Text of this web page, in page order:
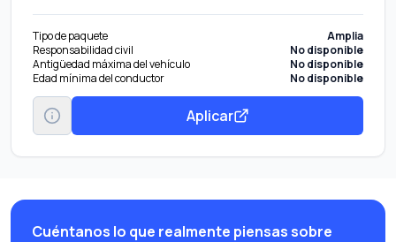
Tipo de paquete
Amplia
Responsabilidad civil
No disponible
Antigüedad máxima del vehículo
No disponible
Edad mínima del conductor
No disponible
Aplicar
Cuéntanos lo que realmente piensas sobre